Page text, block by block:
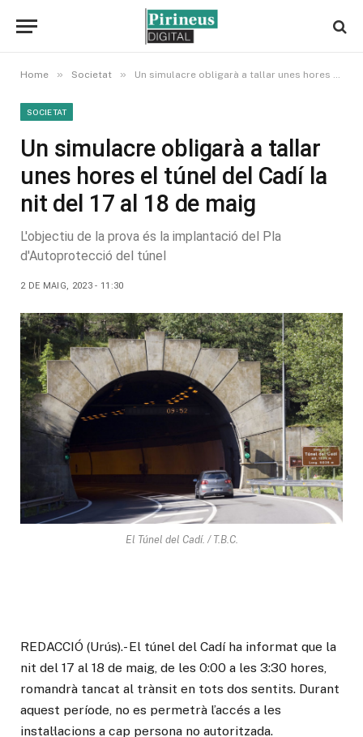
Home » Societat » Un simulacre obligarà a tallar unes hores el túnel del Cadí la nit del 17 al 18 de maig
SOCIETAT
Un simulacre obligarà a tallar
unes hores el túnel del Cadí la
nit del 17 al 18 de maig
L'objectiu de la prova és la implantació del Pla
d'Autoprotecció del túnel
2 DE MAIG, 2023 - 11:30
El Túnel del Cadí. / T.B.C.
REDACCIÓ (Urús).- El túnel del Cadí ha informat que la
nit del 17 al 18 de maig, de les 0:00 a les 3:30 hores,
romandrà tancat al trànsit en tots dos sentits. Durant
aquest període, no es permetrà l’accés a les
instal·lacions a cap persona no autoritzada.